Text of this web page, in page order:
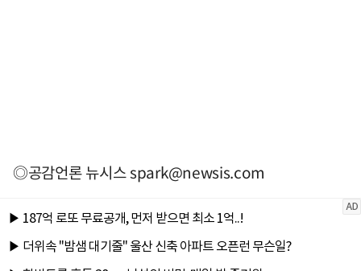
◎공감언론 뉴시스spark@newsis.com